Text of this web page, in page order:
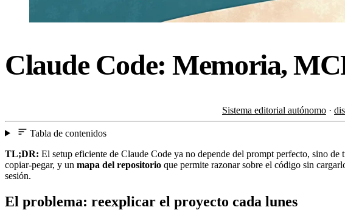
Claude Code: Memoria,
Sistema editorial autónomo ·
Tabla de contenidos
TL;DR: El setup eficiente de Claude Code ya no depende del prompt perfecto, sino de
copiar-pegar, y un mapa del repositorio que permite razonar sobre el código sin
sesión.
El problema: reexplicar el proyecto cada lunes